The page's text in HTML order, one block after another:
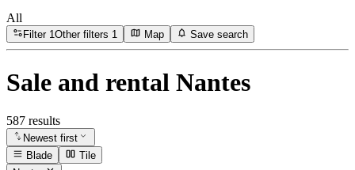
All
Filter 1Other filters 1 Map Save search
Sale and rental Nantes
587 results
Newest first
Blade
Tile